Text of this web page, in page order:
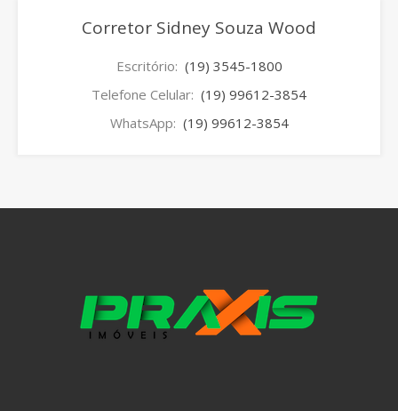
Corretor Sidney Souza Wood
Escritório: (19) 3545-1800
Telefone Celular: (19) 99612-3854
WhatsApp: (19) 99612-3854